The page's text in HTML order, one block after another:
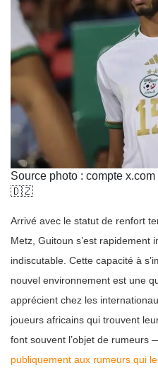
Source photo : compte
🇩🇿
Arrivé avec le statut de renfort
Metz, Guitoun s’est rapidement
indiscutable. Cette capacité à
nouvel environnement est une
apprécient chez les
joueurs africains qui trouvent
font souvent l’objet de rumeurs
publiquement aux rumeurs qui